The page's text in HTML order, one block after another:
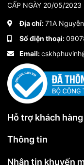
CẤP NGÀY 20/05/2023
Địa chỉ:71A
Số điện thoại:
Email:
Hỗ trợ khách hàng
Thông tin
Nhận tin khuyến